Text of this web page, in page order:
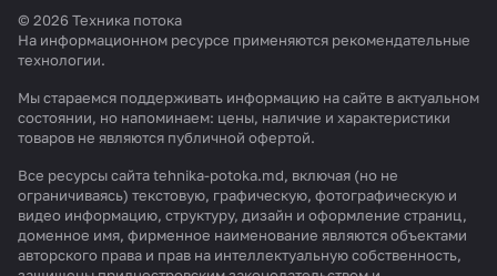
© 2026 Техника потока
На информационном ресурсе применяются рекомендательные
технологии.
Мы стараемся поддерживать информацию на сайте в актуальном
состоянии, но напоминаем: цены, наличие и характеристики
товаров не являются публичной офертой.
Все ресурсы сайта tehnika-potoka.md, включая (но не
ограничиваясь) текстовую, графическую, фотографическую и
видео информацию, структуру, дизайн и оформление страниц,
доменное имя, фирменное наименование являются объектами
авторского права и прав на интеллектуальную собственность,